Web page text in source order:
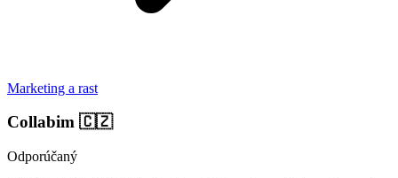
Marketing a rast
Collabim 🇨🇿
Odporúčaný